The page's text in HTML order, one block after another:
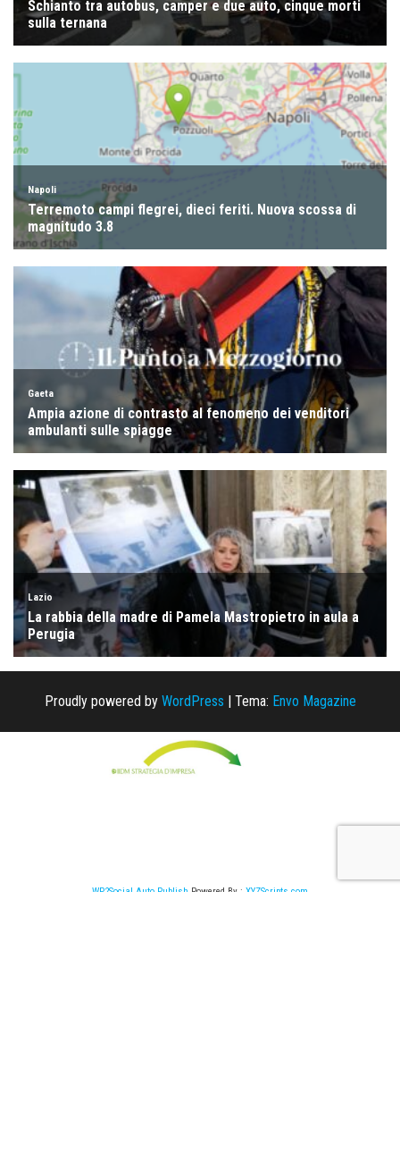
Proudly powered by WordPress Tema: Envo Magazine
WP2Social Auto Publish Powered By : XYZScripts.com